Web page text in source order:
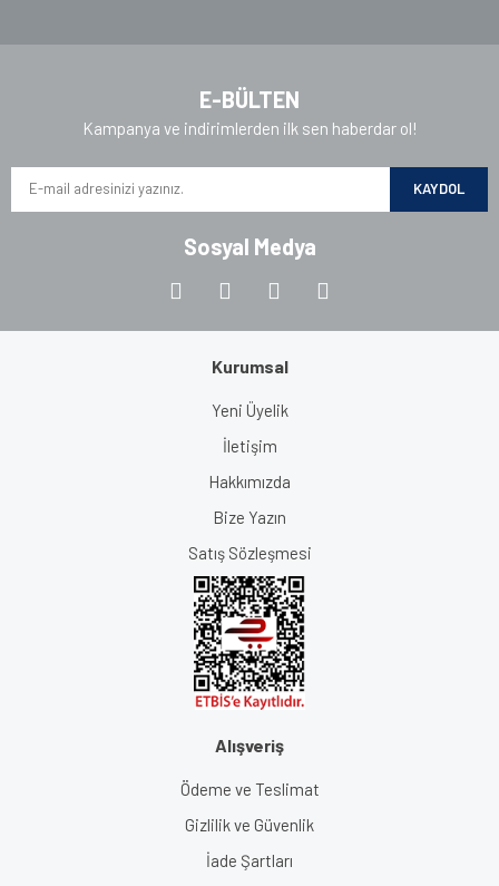
E-BÜLTEN
Kampanya ve indirimlerden ilk sen haberdar ol!
KAYDOL
Sosyal Medya
Kurumsal
Yeni Üyelik
İletişim
Hakkımızda
Bize Yazın
Satış Sözleşmesi
Alışveriş
Ödeme ve Teslimat
Gizlilik ve Güvenlik
İade Şartları